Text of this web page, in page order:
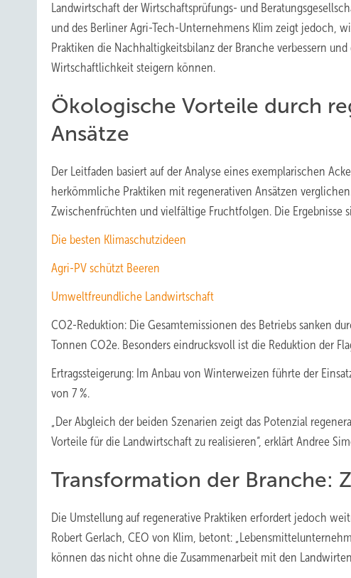
Landwirtschaft der Wirtschaftsprüfungs- und
und des Berliner Agri-Tech-Unternehmens Klim zeigt jedoch,
Praktiken die Nachhaltigkeitsbilanz der Branche verbessern
Wirtschaftlichkeit steigern können.
Ökologische Vorteile durch
Ansätze
Der Leitfaden basiert auf der Analyse eines exemplarischen
herkömmliche Praktiken mit regenerativen Ansätzen
Zwischenfrüchten und vielfältige Fruchtfolgen. Die Ergebnisse
Die besten Klimaschutzideen
Agri-PV schützt Beeren
Umweltfreundliche Landwirtschaft
CO2-Reduktion: Die Gesamtemissionen des Betriebs sanken
Tonnen CO2e. Besonders eindrucksvoll ist die Reduktion der
Ertragssteigerung: Im Anbau von Winterweizen führte der
von 7 %.
„Der Abgleich der beiden Szenarien zeigt das Potenzial
Vorteile für die Landwirtschaft zu realisieren“, erklärt Andree
Transformation der Branche:
Die Umstellung auf regenerative Praktiken erfordert jedoch
Robert Gerlach, CEO von Klim, betont:
können das nicht ohne die Zusammenarbeit mit den